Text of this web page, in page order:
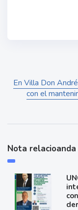
En Villa Don
con el
Nota relacioanda